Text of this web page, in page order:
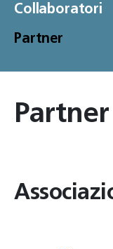
Collaboratori
Partner
Partner